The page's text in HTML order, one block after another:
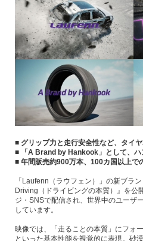
■ グリップ力と走行安全性など、タイ
■ 「A Brand by Hankook」として、ハ
■ 年間販売約900万本、100カ国以上で
「Laufenn（ラウフェン）」の新ブラ
Driving（ドライビングの本質）』を公
ジ・SNSで配信され、世界中のユーザ
しています。
映像では、「走ることの本質」にフォ
といった基本性能を視覚的に表現。砂